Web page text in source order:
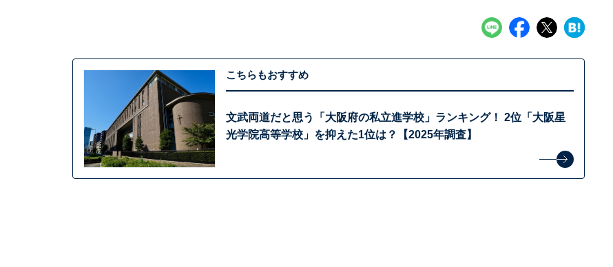
こちらもおすすめ
文武両道だと思う「大阪府の私立進学校」ランキング！ 2位「大阪星
光学院高等学校」を抑えた1位は？【2025年調査】